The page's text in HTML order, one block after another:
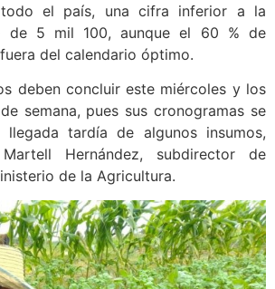
el país, una cifra inferior a la
de 5 mil 100, aunque el 60 % de
del calendario óptimo.
deben concluir este miércoles y los
semana, pues sus cronogramas se
tardía de algunos insumos,
Hernández, subdirector de
de la Agricultura.